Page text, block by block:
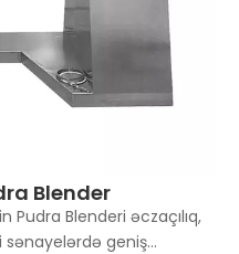
Blender
Pudra Blenderi əczaçılıq,
sənayelərdə geniş